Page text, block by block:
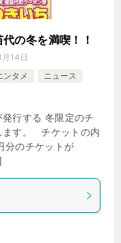
の冬を満喫！！
14日
ンタメ
ニュース
行する 冬限定のチ
ます。 チケットの内
分のチケットが